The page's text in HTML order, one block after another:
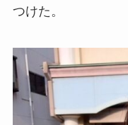
つけた。